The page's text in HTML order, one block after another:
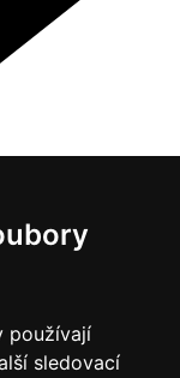
používají
sledovací